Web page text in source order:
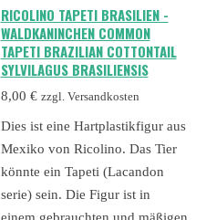
RICOLINO TAPETI BRASILIEN -
WALDKANINCHEN COMMON
TAPETI BRAZILIAN COTTONTAIL
SYLVILAGUS BRASILIENSIS
8,00 € zzgl. Versandkosten
Dies ist eine Hartplastikfigur aus
Mexiko von Ricolino. Das Tier
könnte ein Tapeti (Lacandon
serie) sein. Die Figur ist in
einem gebrauchten und mäßigen